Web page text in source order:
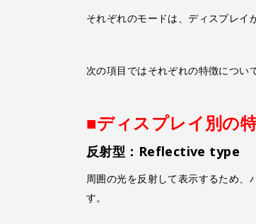
それぞれのモードは、ディスプレイ
次の項目ではそれぞれの特徴につい
■ディスプレイ別の
反射型：Reflective type
周囲の光を反射して表示するため、
す。